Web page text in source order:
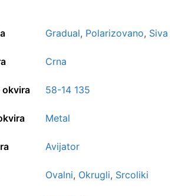
Gradual, Polarizovano, Siva
Crna
okvira 58-14 135
Metal
Avijator
Ovalni, Okrugli, Srcoliki